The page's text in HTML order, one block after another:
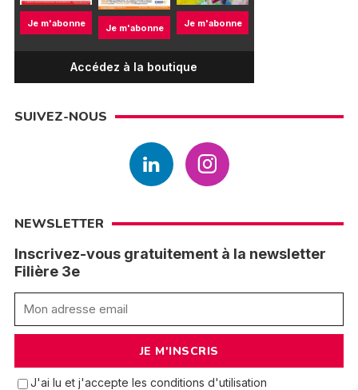
Je m'abonne Je m'abonne Je m'abonne
Accédez à la boutique
SUIVEZ-NOUS
NEWSLETTER
Inscrivez-vous gratuitement à la newsletter
Filière 3e
J'ai lu et j'accepte les conditions d'utilisation